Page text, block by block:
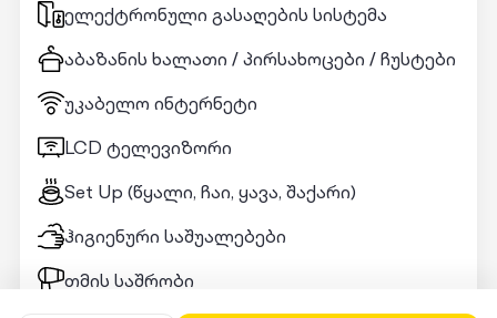
ელექტრონული გასაღების სისტემა
აბაზანის ხალათი / პირსახოცები / ჩუსტები
უკაბელო ინტერნეტი
LCD ტელევიზორი
Set Up (წყალი, ჩაი, ყავა, შაქარი)
ჰიგიენური საშუალებები
თმის საშრობი